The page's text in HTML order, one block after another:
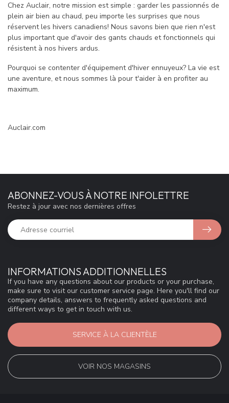
Chez Auclair, notre mission est simple : garder les passionnés de
plein air bien au chaud, peu importe les surprises que nous
réservent les hivers canadiens! Nous savons bien que rien n'est
plus important que d'avoir des gants chauds et fonctionnels qui
résistent à nos hivers ardus.
Pourquoi se contenter d'équipement d'hiver ennuyeux? La vie est
une aventure, et nous sommes là pour t'aider à en profiter au
maximum.
Auclair.com
INFORMATIONS ADDITIONNELLES
If you have any questions about our products or your purchase,
make sure to visit our customer service page. Here you'll find our
company details, answers to frequently asked questions and
different ways to get in touch with us.
SERVICE À LA CLIENTÈLE
VOIR NOS MAGASINS
ABONNEZ-VOUS À NOTRE INFOLETTRE
Restez à jour avec nos dernières offres